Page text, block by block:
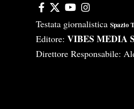
Testata giornalistica Spazio
Editore: VIBES MEDIA
Direttore Responsabile: